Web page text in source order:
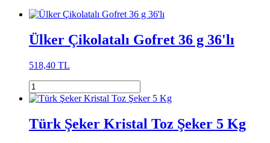
Ülker Çikolatalı Gofret 36 g 36'lı
518,40 TL
Türk Şeker Kristal Toz Şeker 5 Kg